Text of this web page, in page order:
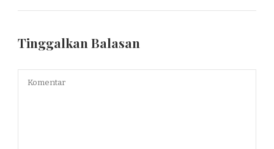
Tinggalkan Balasan